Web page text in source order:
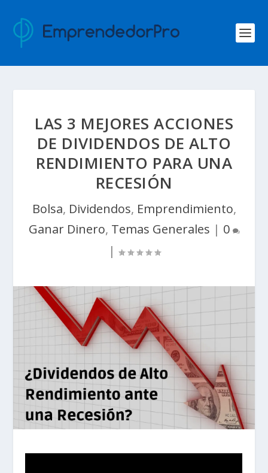
LAS 3 MEJORES ACCIONES
DE DIVIDENDOS DE ALTO
RENDIMIENTO PARA UNA
RECESIÓN
Bolsa, Dividendos, Emprendimiento,
Ganar Dinero, Temas Generales | 0
|